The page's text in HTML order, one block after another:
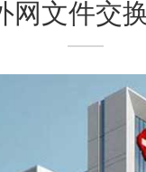
文件交